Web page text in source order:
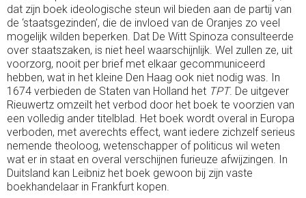
dat zijn boek ideologische steun wil bieden aan de partij van
de ‘staatsgezinden’, die de invloed van de Oranjes zo veel
mogelijk wilden beperken. Dat De Witt Spinoza consulteerde
over staatszaken, is niet heel waarschijnlijk. Wel zullen ze, uit
voorzorg, nooit per brief met elkaar gecommuniceerd
hebben, wat in het kleine Den Haag ook niet nodig was. In
1674 verbieden de Staten van Holland het TPT. De uitgever
Rieuwertz omzeilt het verbod door het boek te voorzien van
een volledig ander titelblad. Het boek wordt overal in Europa
verboden, met averechts effect, want iedere zichzelf serieus
nemende theoloog, wetenschapper of politicus wil weten
wat er in staat en overal verschijnen furieuze afwijzingen. In
Duitsland kan Leibniz het boek gewoon bij zijn vaste
boekhandelaar in Frankfurt kopen.